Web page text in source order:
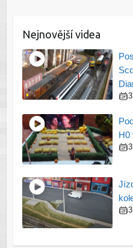
Nejnovější videa
H0